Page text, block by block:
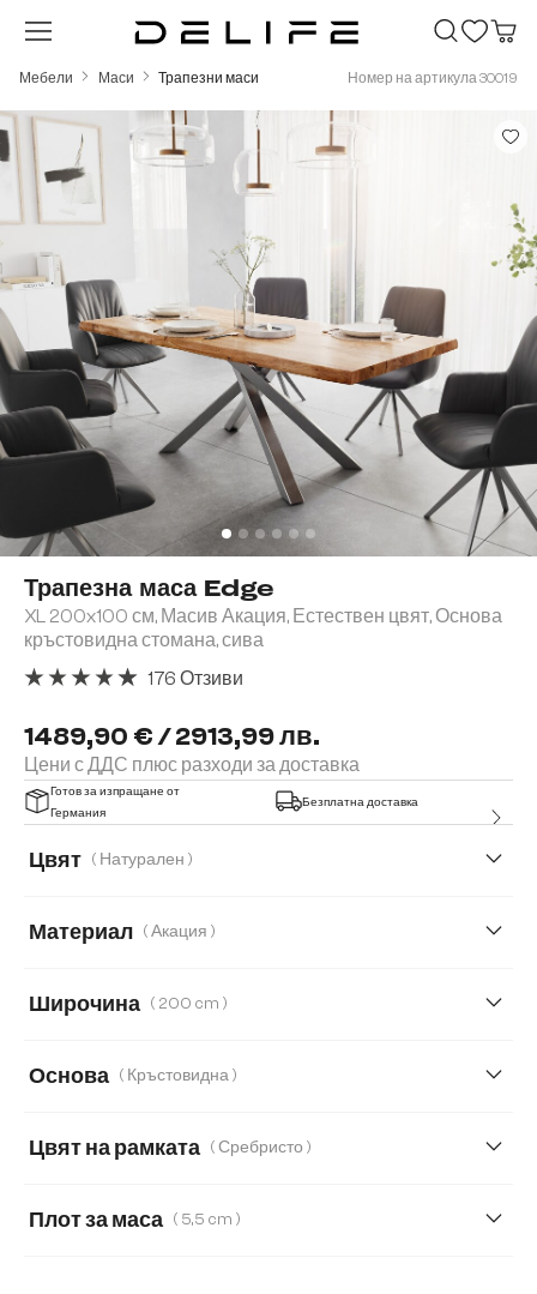
Преминете към основното съдържание
Мебели Маси Трапезни маси Номер на артикула 30019
Трапезна маса Edge
XL 200x100 см, Масив Акация, Естествен цвят, Основа
кръстовидна стомана, сива
1489,90 € / 2913,99 лв.
Цени с ДДС плюс разходи за доставка
176 Отзиви
Готов за изпращане от
Германия
Безплатна доставка
Цвят ( Натурален )
Материал ( Акация )
Широчина ( 200 cm )
240 cm
Основа ( Кръстовидна )
Цвят на рамката ( Сребристо )
Transparent
Плот за маса ( 5,5 cm )
Пропуснете галерия с изображения